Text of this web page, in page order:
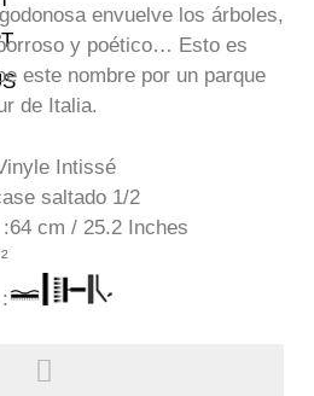
envuelve los árboles,
y poético… Esto es
este nombre por un parque
de Italia.
Intissé
saltado 1/2
cm / 25.2 Inches